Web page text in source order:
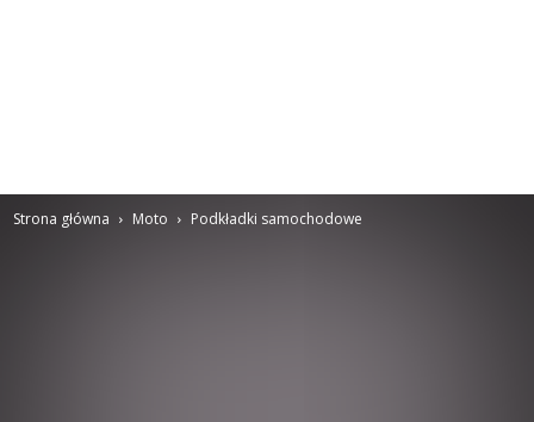
Strona główna Moto Podkładki samochodowe